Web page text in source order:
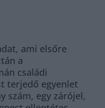
ami elsőre
a
családi
terjedő egyenlet
szám, egy zárójel,